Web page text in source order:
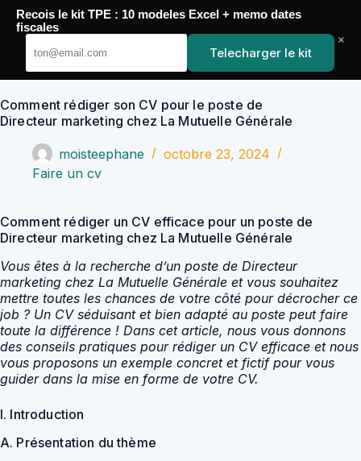
Passer
contenu
YoupiJobs
Comment rédiger son CV pour le poste de
Directeur marketing chez La Mutuelle Générale
moisteephane
octobre 23, 2024
Faire un cv
Comment rédiger un CV efficace pour un poste de
Directeur marketing chez La Mutuelle Générale
Vous êtes à la recherche d’un poste de Directeur
marketing chez La Mutuelle Générale et vous souhaitez
mettre toutes les chances de votre côté pour décrocher ce
job ? Un CV séduisant et bien adapté au poste peut faire
toute la différence ! Dans cet article, nous vous donnons
des conseils pratiques pour rédiger un CV efficace et nous
vous proposons un exemple concret et fictif pour vous
guider dans la mise en forme de votre CV.
I. Introduction
A. Présentation du thème
Recois le kit TPE : 10 modeles Excel + memo dates
fiscales
Telecharger le kit
×